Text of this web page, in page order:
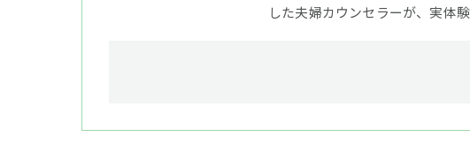
した夫婦カウンセラーが、実体